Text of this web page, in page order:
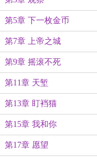
第5章 下一枚金币
第7章 上帝之城
第9章 摇滚不死
第11章 天堑
第13章 盯裆猫
第15章 我和你
第17章 愿望